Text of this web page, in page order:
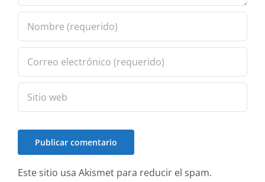
Este sitio usa Akismet para reducir el spam.